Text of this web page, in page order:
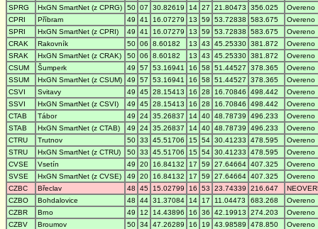
SPRG
HxGN SmartNet (z CPRG) 50 07 30.82619 14 27 21.80473 356.025
Overeno
CPRI
Příbram 49 41 16.07279 13 59 53.72838 583.675
Overeno
SPRI
HxGN SmartNet (z CPRI) 49 41 16.07279 13 59 53.72838 583.675
Overeno
CRAK
Rakovník 50 06 8.60182 13 43 45.25330 381.872
Overeno
SRAK
HxGN SmartNet (z CRAK) 50 06 8.60182 13 43 45.25330 381.872
Overeno
CSUM
Šumperk 49 57 53.16941 16 58 51.44527 378.365
Overeno
SSUM
HxGN SmartNet (z CSUM) 49 57 53.16941 16 58 51.44527 378.365
Overeno
CSVI
Svitavy 49 45 28.15413 16 28 16.70846 498.442
Overeno
SSVI
HxGN SmartNet (z CSVI) 49 45 28.15413 16 28 16.70846 498.442
Overeno
CTAB
Tábor 49 24 35.26837 14 40 48.78739 496.233
Overeno
STAB
HxGN SmartNet (z CTAB) 49 24 35.26837 14 40 48.78739 496.233
Overeno
CTRU
Trutnov 50 33 45.51706 15 54 30.41233 478.595
Overeno
STRU
HxGN SmartNet (z CTRU) 50 33 45.51706 15 54 30.41233 478.595
Overeno
CVSE
Vsetín 49 20 16.84132 17 59 27.64664 407.325
Overeno
SVSE
HxGN SmartNet (z CVSE) 49 20 16.84132 17 59 27.64664 407.325
Overeno
CZBC
Břeclav 48 45 15.02799 16 53 23.74339 216.647
CZBO
Bohdalovice 48 44 31.37084 14 17 11.04473 683.268
Overeno
CZBR
Brno 49 12 14.43896 16 36 42.19913 274.203
Overeno
CZBV
Broumov 50 34 47.26289 16 19 43.98589 478.850
Overeno